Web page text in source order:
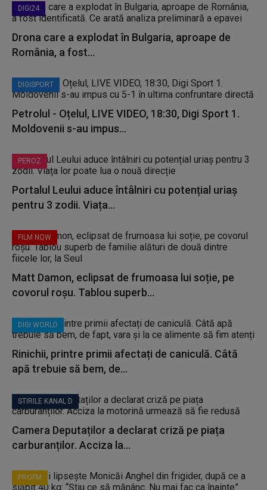
DIGI24
Drona care a explodat în Bulgaria, aproape de
România, a fost...
DIGISPORT
Petrolul - Oțelul, LIVE VIDEO, 18:30, Digi Sport 1.
Moldovenii s-au impus...
PEROZ
Portalul Leului aduce întâlniri cu potențial uriaș
pentru 3 zodii. Viața...
FILM NOW
Matt Damon, eclipsat de frumoasa lui soție, pe
covorul roșu. Tablou superb...
DIGI WORLD
Rinichii, printre primii afectați de caniculă. Câtă
apă trebuie să bem, de...
STIRILE KANAL D
Camera Deputaților a declarat criză pe piața
carburanților. Acciza la...
PROFM